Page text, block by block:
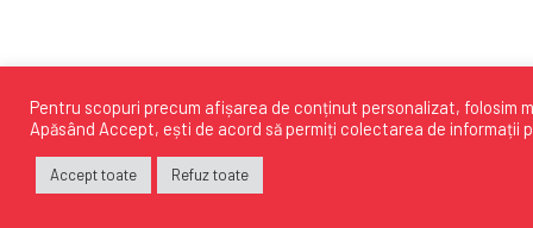
Pentru scopuri precum afișarea de conținut personalizat, folosim
Apăsând Accept, ești de acord să permiți colectarea de informații
Accept toate Refuz toate